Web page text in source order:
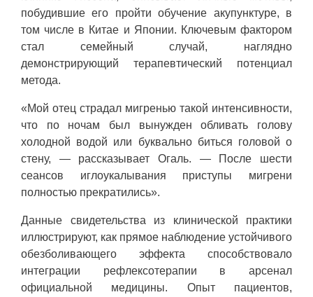
побудившие его пройти обучение акупунктуре, в
том числе в Китае и Японии. Ключевым фактором
стал семейный случай, наглядно
демонстрирующий терапевтический потенциал
метода.
«Мой отец страдал мигренью такой интенсивности,
что по ночам был вынужден обливать голову
холодной водой или буквально биться головой о
стену, — рассказывает Огаль. — После шести
сеансов иглоукалывания приступы мигрени
полностью прекратились».
Данные свидетельства из клинической практики
иллюстрируют, как прямое наблюдение устойчивого
обезболивающего эффекта способствовало
интеграции рефлексотерапии в арсенал
официальной медицины. Опыт пациентов,